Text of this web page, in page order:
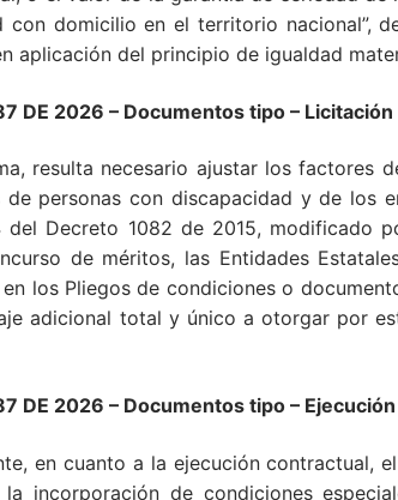
con domicilio en el territorio nacional”,
aplicación del principio de igualdad
DE 2026 – Documentos tipo –
resulta necesario ajustar los factores
de personas con discapacidad y de los
del Decreto 1082 de 2015,
de méritos, las Entidades
los Pliegos de condiciones o
adicional total y único a otorgar por
DE 2026 – Documentos tipo –
en cuanto a la ejecución contractual,
la incorporación de condiciones